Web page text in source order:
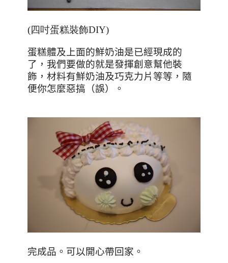
(四吋蛋糕裝飾DIY)
蛋糕體及上面的鮮奶油是已經現成的
了，我們要做的就是發揮創意幫他裝
飾，材料有鮮奶油及巧克力片等等，隨
便你怎麼惡搞（誤）。
完成品。可以開心帶回家。